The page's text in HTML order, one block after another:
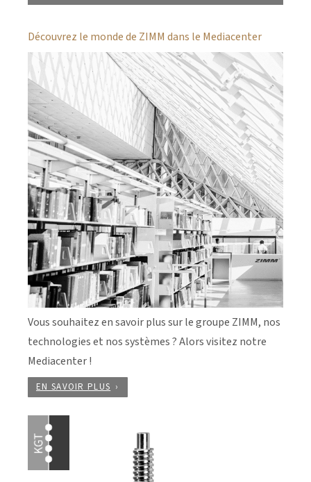
Découvrez le monde de ZIMM dans le Mediacenter
Vous souhaitez en savoir plus sur le groupe ZIMM, nos
technologies et nos systèmes ? Alors visitez notre
Mediacenter !
EN SAVOIR PLUS